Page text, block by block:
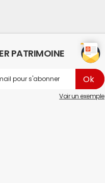
PATRIMOINE
Voir un exemple